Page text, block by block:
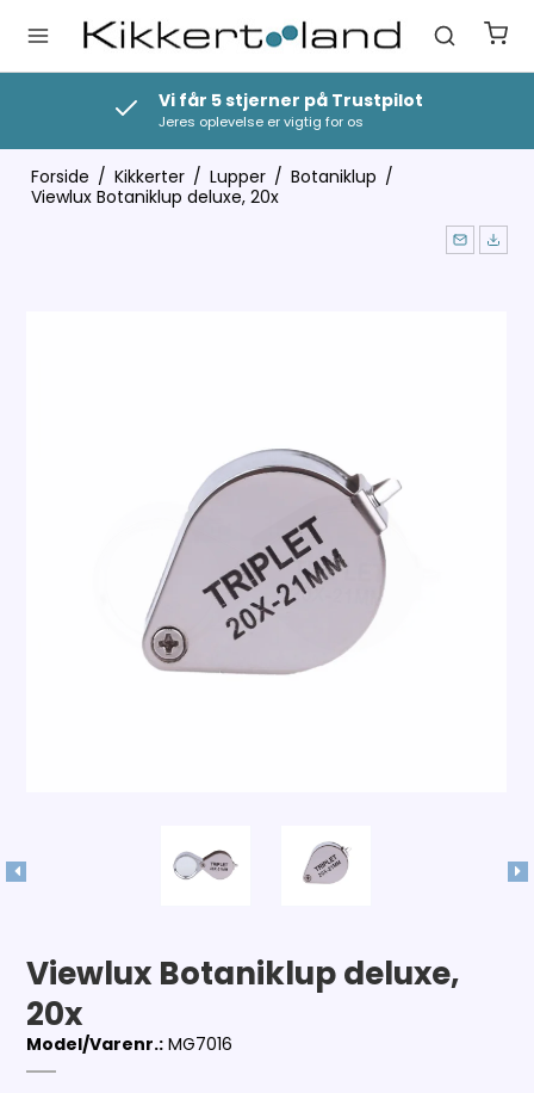
Vi får 5 stjerner på Trustpilot
Jeres oplevelse er vigtig for os
Forside / Kikkerter / Lupper / Botaniklup /
Viewlux Botaniklup deluxe, 20x
Viewlux Botaniklup deluxe,
20x
Model/Varenr.: MG7016